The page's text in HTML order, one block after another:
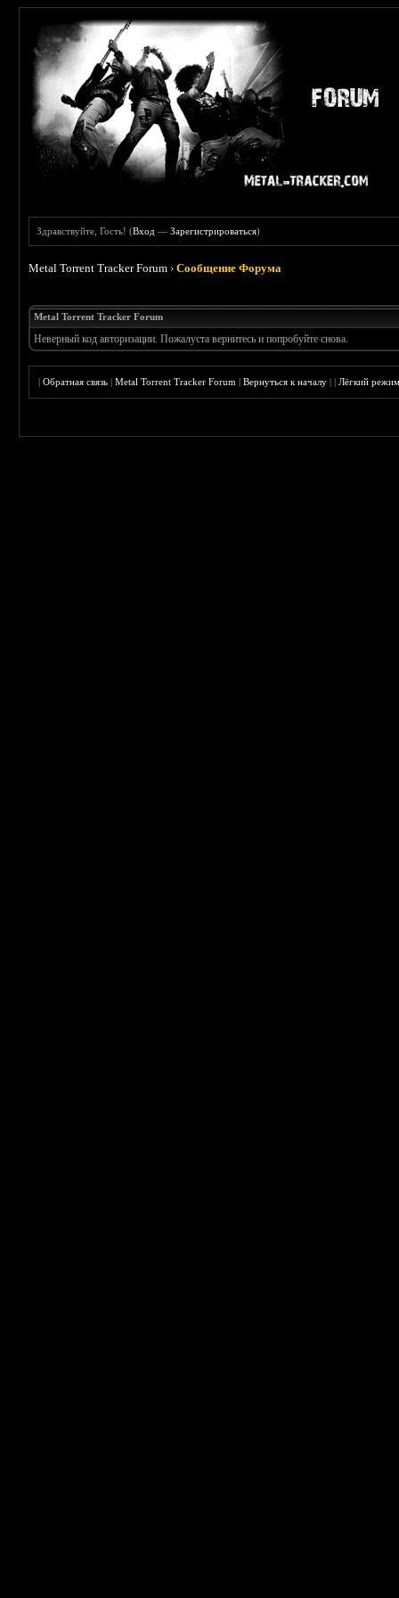
Здравствуйте, Гость! (Вход —Зарегистрироваться)
Metal Torrent Tracker Forum ›Сообщение Форума
Metal Torrent Tracker Forum
Неверный код авторизации. Пожалуста вернитесь и попробуйте снова.
|Обратная связь |Metal Torrent Tracker Forum |Вернуться к началу ||Лёгкий